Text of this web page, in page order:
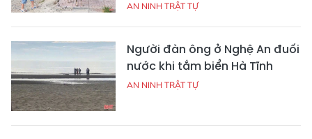
AN NINH TRẬT TỰ
Người đàn ông ở Nghệ An đuối
nước khi tắm biển Hà Tĩnh
AN NINH TRẬT TỰ